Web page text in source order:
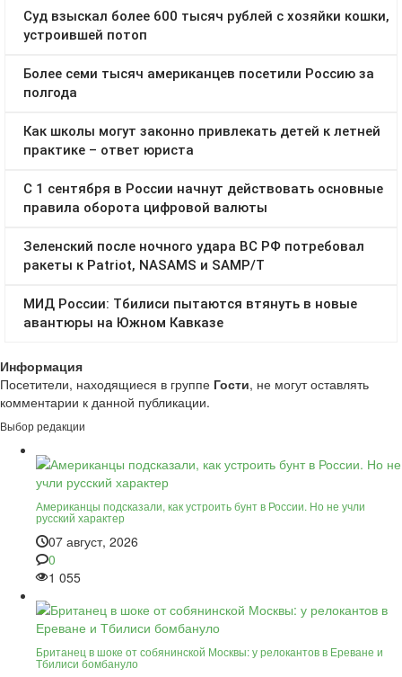
Информация
Посетители, находящиеся в группе Гости, не могут оставлять
комментарии к данной публикации.
Выбор редакции
Американцы подсказали, как устроить бунт в России. Но не учли
русский характер
07 август, 2026
0
1 055
Британец в шоке от собянинской Москвы: у релокантов в Ереване и
Тбилиси бомбануло